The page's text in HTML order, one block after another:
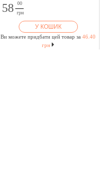
58
00
грн
У КОШИК
Ви можете придбати цей товар за 46.40
грн